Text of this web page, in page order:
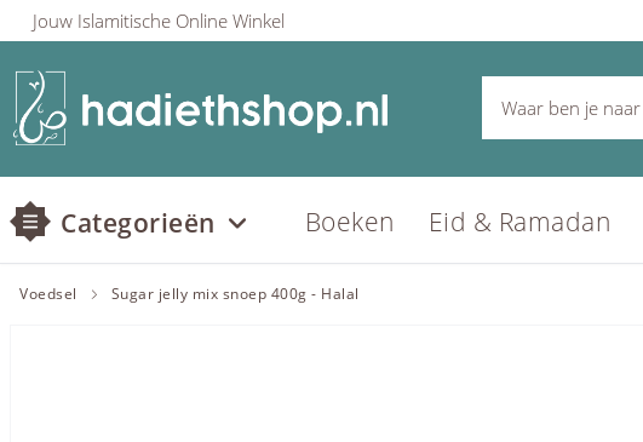
Jouw Islamitische Online Winkel
Categorieën Boeken Eid & Ramadan
Voedsel Sugar jelly mix snoep 400g - Halal